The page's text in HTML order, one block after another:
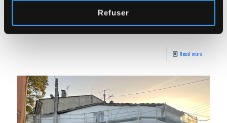
Refuser
janvier 10, 2023
Travaux de ravalement de façade | LE CANNET DES MAURES
Read more